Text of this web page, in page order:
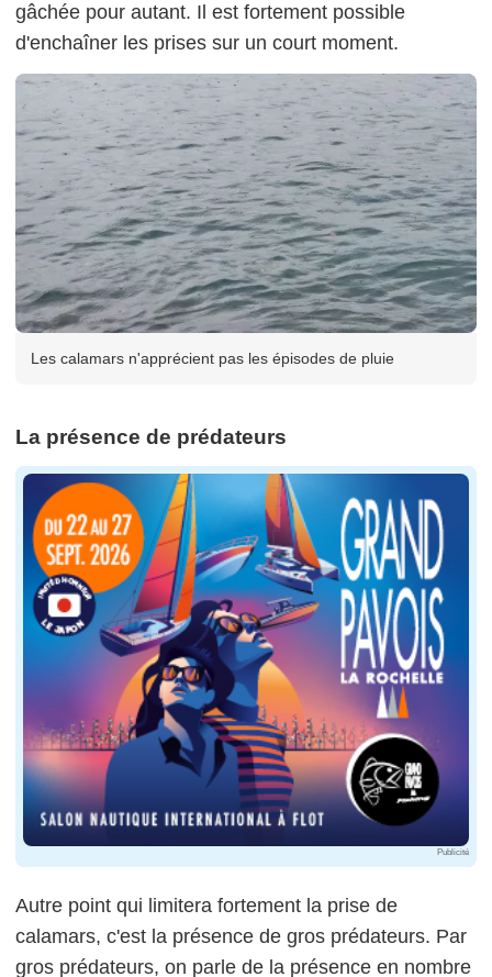
gâchée pour autant. Il est fortement possible
d'enchaîner les prises sur un court moment.
Les calamars n'apprécient pas les épisodes de pluie
La présence de prédateurs
Publicité
Autre point qui limitera fortement la prise de
calamars, c'est la présence de gros prédateurs. Par
gros prédateurs, on parle de la présence en nombre